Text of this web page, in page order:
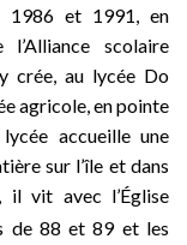
1986 et 1991, en
scolaire
crée, au lycée Do
agricole, en pointe
accueille une
sur l’île et dans
il vit avec l’Église
de 88 et 89 et les